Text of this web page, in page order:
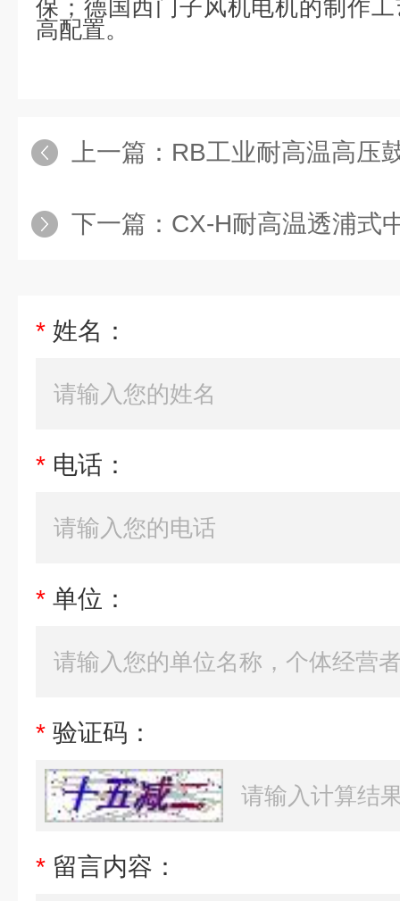
保；德国西门子风机电机的制作
高配置。
上一篇： RB工业耐高温高压
下一篇： CX-H耐高温透浦式
* 姓名：
* 电话：
* 单位：
* 验证码：
* 留言内容：